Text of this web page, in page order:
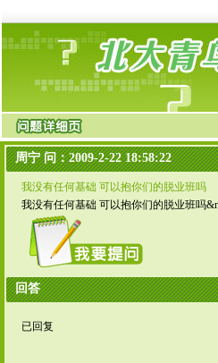
周宁 问：2009-2-22 18:58:22
我没有任何基础 可以抱你们的脱业班吗
我没有任何基础 可以抱你们的脱业班吗
回答
已回复